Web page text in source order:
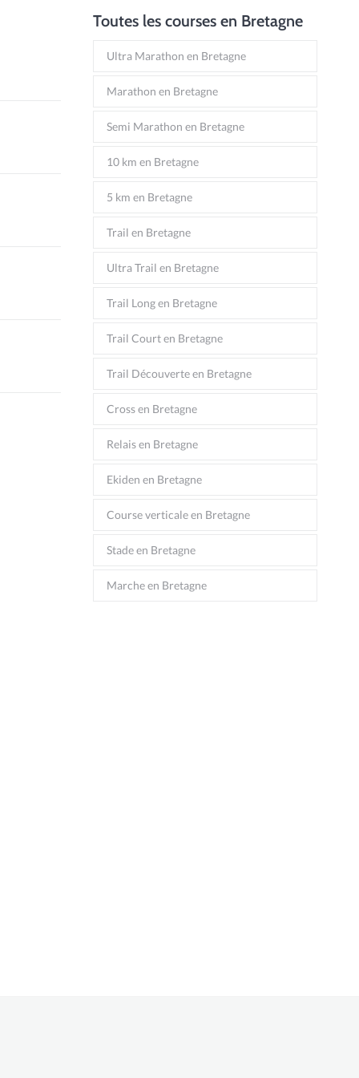
Toutes les courses en Bretagne
Ultra Marathon en Bretagne
Marathon en Bretagne
Semi Marathon en Bretagne
10 km en Bretagne
5 km en Bretagne
Trail en Bretagne
Ultra Trail en Bretagne
Trail Long en Bretagne
Trail Court en Bretagne
Trail Découverte en Bretagne
Cross en Bretagne
Relais en Bretagne
Ekiden en Bretagne
Course verticale en Bretagne
Stade en Bretagne
Marche en Bretagne